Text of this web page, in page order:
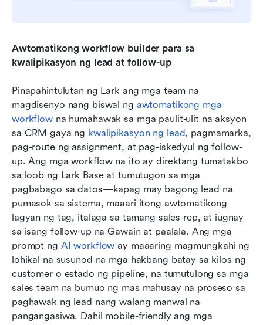
Awtomatikong workflow builder para sa
kwalipikasyon ng lead at follow-up
Pinapahintulutan ng Lark ang mga team na
magdisenyo nang biswal ng awtomatikong mga
workflow na humahawak sa mga paulit-ulit na aksyon
sa CRM gaya ng kwalipikasyon ng lead, pagmamarka,
pag-route ng assignment, at pag-iskedyul ng follow-
up. Ang mga workflow na ito ay direktang tumatakbo
sa loob ng Lark Base at tumutugon sa mga
pagbabago sa datos—kapag may bagong lead na
pumasok sa sistema, maaari itong awtomatikong
lagyan ng tag, italaga sa tamang sales rep, at iugnay
sa isang follow-up na Gawain at paalala. Ang mga
prompt ng AI workflow ay maaaring magmungkahi ng
lohikal na susunod na mga hakbang batay sa kilos ng
customer o estado ng pipeline, na tumutulong sa mga
sales team na bumuo ng mas mahusay na proseso sa
paghawak ng lead nang walang manwal na
pangangasiwa. Dahil mobile-friendly ang mga